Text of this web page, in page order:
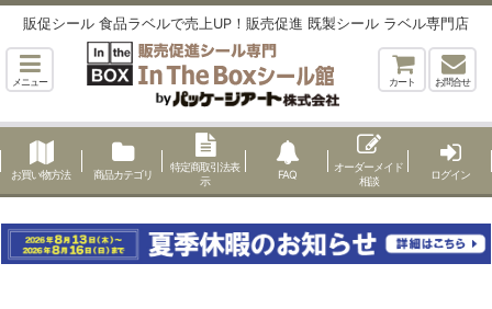
販促シール 食品ラベルで売上UP！販売促進 既製シール ラベル専門店
メニュー カート お問合せ
お買い物方法 商品カテゴリ
特定商取引法表
示
FAQ
オーダーメイド
相談
ログイン